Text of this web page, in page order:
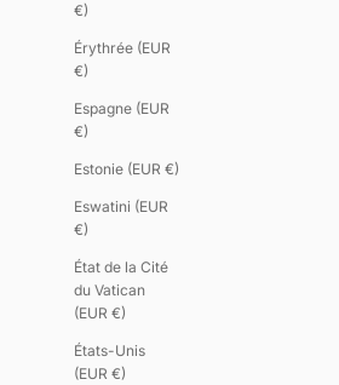
€)
Érythrée (EUR
€)
Espagne (EUR
€)
Estonie (EUR €)
Eswatini (EUR
€)
État de la Cité
du Vatican
(EUR €)
États-Unis
(EUR €)